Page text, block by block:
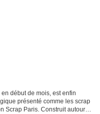
début de mois, est enfin
présenté comme les scrap
Scrap Paris. Construit autour